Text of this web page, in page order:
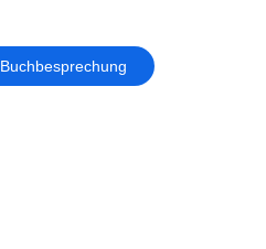
Buchbesprechung